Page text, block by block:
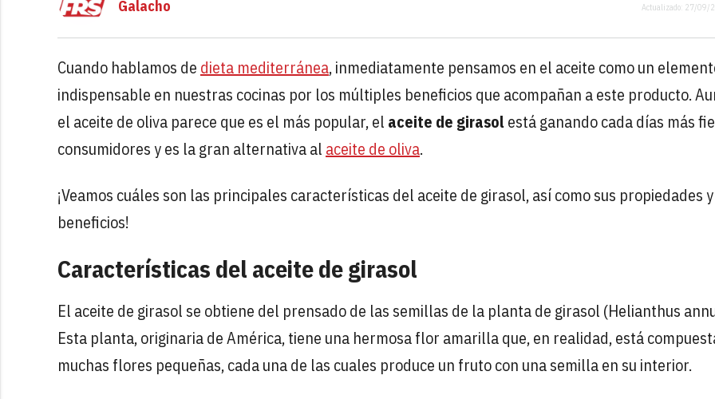
Galacho Actualizado: 27/09/
Cuando hablamos de dieta mediterránea, inmediatamente pensamos en el aceite como un
indispensable en nuestras cocinas por los múltiples beneficios que acompañan a este producto.
el aceite de oliva parece que es el más popular, el aceite de girasolestá ganando cada días más
consumidores y es la gran alternativa al aceite de oliva.
¡Veamos cuáles son las principales características del aceite de girasol, así como sus propiedades y
beneficios!
Características del aceite de girasol
El aceite de girasol se obtiene del prensado de las semillas de la planta de girasol (Helianthus
Esta planta, originaria de América, tiene una hermosa flor amarilla que, en realidad, está
muchas flores pequeñas, cada una de las cuales produce un fruto con una semilla en su interior.